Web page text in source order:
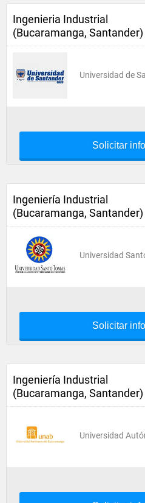
Ingenieria Industrial
(Bucaramanga, Santander)
Universidad de
Solicitar
Ingeniería Industrial
(Bucaramanga, Santander)
Universidad
Solicitar
Ingeniería Industrial
(Bucaramanga, Santander)
Universidad